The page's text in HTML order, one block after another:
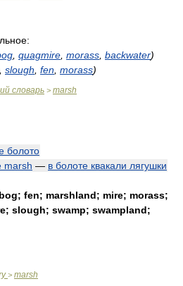
quagmire morass backwater)
slough fen morass)
словарь > marsh
болото
marsh — в болоте квакали лягушки
fen; marshland; mire; morass;
slough; swamp; swampland;
> marsh